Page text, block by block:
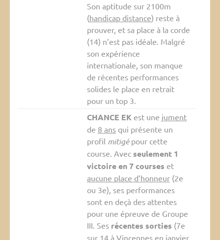
Son aptitude sur 2100m
(handicap distance) reste à
prouver, et sa place à la corde
(14) n’est pas idéale. Malgré
son expérience
internationale, son manque
de récentes performances
solides le place en retrait
pour un top 3.
CHANCE EK est une jument
de 8 ansqui présente un
profil mitigépour cette
course. Avec seulement 1
victoire en 7 courses et
aucune place d’honneur(2e
ou 3e), ses performances
sont en deçà des attentes
pour une épreuve de Groupe
III. Ses récentes sorties (7e
sur 14 à Vincennes en janvier